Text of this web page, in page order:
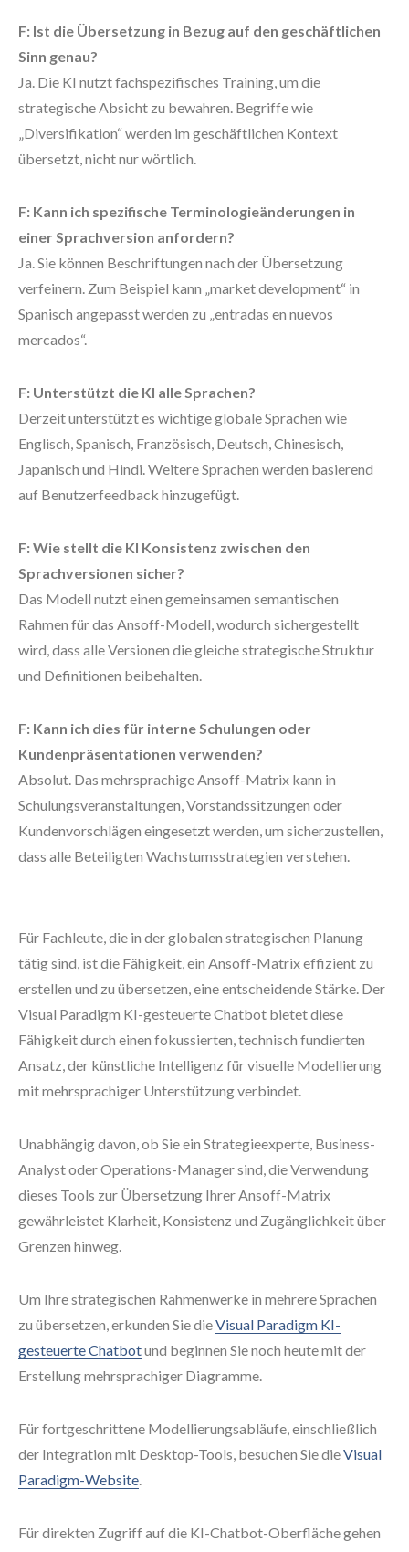
F: Ist die Übersetzung in Bezug auf den geschäftlichen
Sinn genau?
Ja. Die KI nutzt fachspezifisches Training, um die
strategische Absicht zu bewahren. Begriffe wie
„Diversifikation“ werden im geschäftlichen Kontext
übersetzt, nicht nur wörtlich.
F: Kann ich spezifische Terminologieänderungen in
einer Sprachversion anfordern?
Ja. Sie können Beschriftungen nach der Übersetzung
verfeinern. Zum Beispiel kann „market development“ in
Spanisch angepasst werden zu „entradas en nuevos
mercados“.
F: Unterstützt die KI alle Sprachen?
Derzeit unterstützt es wichtige globale Sprachen wie
Englisch, Spanisch, Französisch, Deutsch, Chinesisch,
Japanisch und Hindi. Weitere Sprachen werden basierend
auf Benutzerfeedback hinzugefügt.
F: Wie stellt die KI Konsistenz zwischen den
Sprachversionen sicher?
Das Modell nutzt einen gemeinsamen semantischen
Rahmen für das Ansoff-Modell, wodurch sichergestellt
wird, dass alle Versionen die gleiche strategische Struktur
und Definitionen beibehalten.
F: Kann ich dies für interne Schulungen oder
Kundenpräsentationen verwenden?
Absolut. Das mehrsprachige Ansoff-Matrix kann in
Schulungsveranstaltungen, Vorstandssitzungen oder
Kundenvorschlägen eingesetzt werden, um sicherzustellen,
dass alle Beteiligten Wachstumsstrategien verstehen.
Für Fachleute, die in der globalen strategischen Planung
tätig sind, ist die Fähigkeit, ein Ansoff-Matrix effizient zu
erstellen und zu übersetzen, eine entscheidende Stärke. Der
Visual Paradigm KI-gesteuerte Chatbot bietet diese
Fähigkeit durch einen fokussierten, technisch fundierten
Ansatz, der künstliche Intelligenz für visuelle Modellierung
mit mehrsprachiger Unterstützung verbindet.
Unabhängig davon, ob Sie ein Strategieexperte, Business-
Analyst oder Operations-Manager sind, die Verwendung
dieses Tools zur Übersetzung Ihrer Ansoff-Matrix
gewährleistet Klarheit, Konsistenz und Zugänglichkeit über
Grenzen hinweg.
Um Ihre strategischen Rahmenwerke in mehrere Sprachen
zu übersetzen, erkunden Sie dieVisual Paradigm KI-
gesteuerte Chatbotund beginnen Sie noch heute mit der
Erstellung mehrsprachiger Diagramme.
Für fortgeschrittene Modellierungsabläufe, einschließlich
der Integration mit Desktop-Tools, besuchen Sie dieVisual
Paradigm-Website.
Für direkten Zugriff auf die KI-Chatbot-Oberfläche gehen